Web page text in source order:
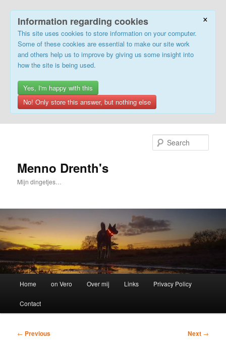
×
Information regarding cookies
This site uses cookies to store information on your computer.
Some of these cookies are essential to make our site work
and others help us to improve by giving us some insight into
how the site is being used.
Yes, I'm happy with this
No! Only store this answer, but nothing else
Menno Drenth's
Mijn dingetjes…
Home on Vero Over mij Links Privacy Policy
Contact
Post
← Previous Next →